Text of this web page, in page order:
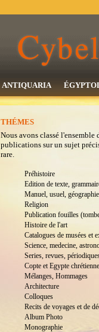
ANTIQUARIA
THÉMES
Nous avons classé
publications sur un sujet
rare.
Préhistoire
Edition de texte,
Manuel, usuel, géographie
Religion
Publication fouilles
Histoire de l'art
Catalogues de musées et
Science, medecine,
Series, revues,
Copte et Egypte chrétienne
Mélanges, Hommages
Architecture
Colloques
Recits de voyages et de
Album Photo
Monographie